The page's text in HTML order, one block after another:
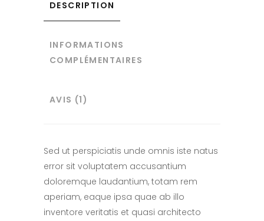
DESCRIPTION
INFORMATIONS
COMPLÉMENTAIRES
AVIS (1)
Sed ut perspiciatis unde omnis iste natus
error sit voluptatem accusantium
doloremque laudantium, totam rem
aperiam, eaque ipsa quae ab illo
inventore veritatis et quasi architecto